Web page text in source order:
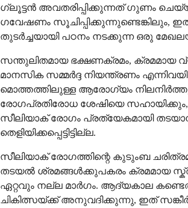
ഗ്ലൂട്ടൻ അവതരിപ്പിക്കുന്നത് ഗുണം
ഗവേഷണം സൂചിപ്പിക്കുന്നുണ്ടെങ്കിലും,
തുടർച്ചയായി പഠനം നടക്കുന്ന ഒരു
സന്തുലിതമായ ഭക്ഷണക്രമം, ക്രമമായ
മാനസിക സമ്മർദ്ദ നിയന്ത്രണം
മൊത്തത്തിലുള്ള ആരോഗ്യം
രോഗപ്രതിരോധ ശേഷിയെ സഹായിക്കും,
സീലിയാക് രോഗം പ്രത്യേകമായി
തെളിയിക്കപ്പെട്ടിട്ടില്ല.
സീലിയാക് രോഗത്തിന്റെ കുടുംബ
തടയൽ ശ്രമങ്ങൾക്കുപകരം ക്രമമായ
ഏറ്റവും നല്ല മാർഗം. ആദ്യകാല
ചികിത്സയ്ക്ക് അനുവദിക്കുന്നു, ഇത്